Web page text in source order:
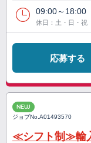
09:00～18:00
休日：土・日・祝
応募する
NEW
ジョブNo.A01493570
≪シフト制≫輸